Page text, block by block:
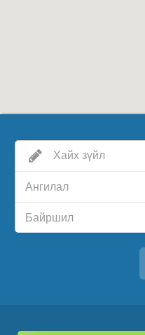
Ангилал
Байршил